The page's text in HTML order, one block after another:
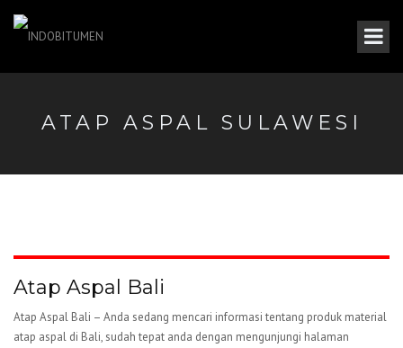
ATAP ASPAL SULAWESI
Atap Aspal Bali
Atap Aspal Bali – Anda sedang mencari informasi tentang produk material
atap aspal di Bali, sudah tepat anda dengan mengunjungi halaman